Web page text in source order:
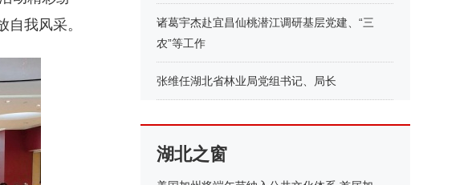
我风采。
诸葛宇杰赴宜昌仙桃潜江调研基层党建、“三
农”等工作
张维任湖北省林业局党组书记、局长
湖北之窗